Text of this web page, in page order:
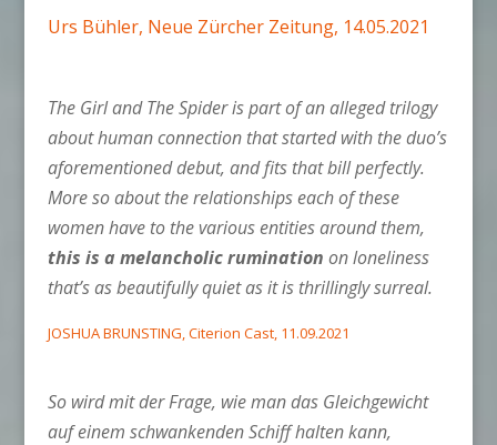
Urs Bühler, Neue Zürcher Zeitung, 14.05.2021
The Girl and The Spider is part of an alleged trilogy
about human connection that started with the duo’s
aforementioned debut, and fits that bill perfectly.
More so about the relationships each of these
women have to the various entities around them,
this is a melancholic rumination on loneliness
that’s as beautifully quiet as it is thrillingly surreal.
JOSHUA BRUNSTING, Citerion Cast, 11.09.2021
So wird mit der Frage, wie man das Gleichgewicht
auf einem schwankenden Schiff halten kann,